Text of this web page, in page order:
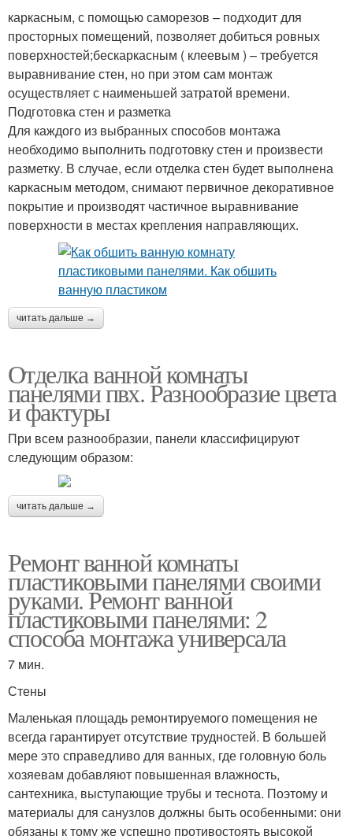
каркасным, с помощью саморезов – подходит для
просторных помещений, позволяет добиться ровных
поверхностей;бескаркасным ( клеевым ) – требуется
выравнивание стен, но при этом сам монтаж
осуществляет с наименьшей затратой времени.
Подготовка стен и разметка
Для каждого из выбранных способов монтажа
необходимо выполнить подготовку стен и произвести
разметку. В случае, если отделка стен будет выполнена
каркасным методом, снимают первичное декоративное
покрытие и производят частичное выравнивание
поверхности в местах крепления направляющих.
читать дальше →
Отделка ванной комнаты
панелями пвх. Разнообразие цвета
и фактуры
При всем разнообразии, панели классифицируют
следующим образом:
читать дальше →
Ремонт ванной комнаты
пластиковыми панелями своими
руками. Ремонт ванной
пластиковыми панелями: 2
способа монтажа универсала
7 мин.
Стены
Маленькая площадь ремонтируемого помещения не
всегда гарантирует отсутствие трудностей. В большей
мере это справедливо для ванных, где головную боль
хозяевам добавляют повышенная влажность,
сантехника, выступающие трубы и теснота. Поэтому и
материалы для санузлов должны быть особенными: они
обязаны к тому же успешно противостоять высокой